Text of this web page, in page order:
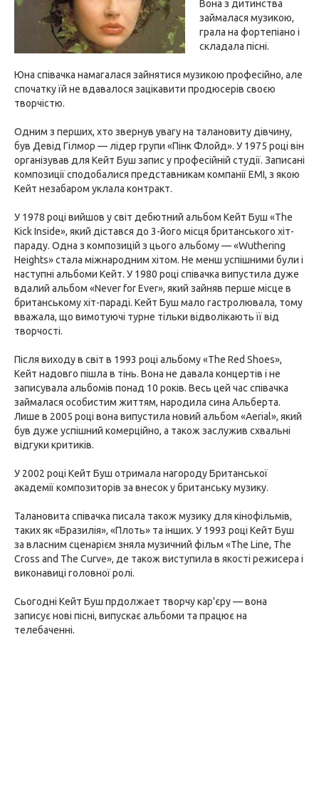
Вона з дитинства
займалася музикою,
грала на фортепіано і
складала пісні.
Юна співачка намагалася зайнятися музикою професійно, але
спочатку їй не вдавалося зацікавити продюсерів своєю
творчістю.
Одним з перших, хто звернув увагу на талановиту дівчину,
був Девід Гілмор — лідер групи «Пінк Флойд». У 1975 році він
організував для Кейт Буш запис у професійній студії. Записані
композиції сподобалися представникам компанії EMI, з якою
Кейт незабаром уклала контракт.
У 1978 році вийшов у світ дебютний альбом Кейт Буш «The
Kick Inside», який дістався до 3-його місця британського хіт-
параду. Одна з композицій з цього альбому — «Wuthering
Heights» стала міжнародним хітом. Не менш успішними були і
наступні альбоми Кейт. У 1980 році співачка випустила дуже
вдалий альбом «Never for Ever», який зайняв перше місце в
британському хіт-параді. Кейт Буш мало гастролювала, тому
вважала, що вимотуючі турне тільки відволікають її від
творчості.
Після виходу в світ в 1993 році альбому «The Red Shoes»,
Кейт надовго пішла в тінь. Вона не давала концертів і не
записувала альбомів понад 10 років. Весь цей час співачка
займалася особистим життям, народила сина Альберта.
Лише в 2005 році вона випустила новий альбом «Aerial», який
був дуже успішний комерційно, а також заслужив схвальні
відгуки критиків.
У 2002 році Кейт Буш отримала нагороду Британської
академії композиторів за внесок у британську музику.
Талановита співачка писала також музику для кінофільмів,
таких як «Бразилія», «Плоть» та інших. У 1993 році Кейт Буш
за власним сценарієм зняла музичний фільм «The Line, The
Cross and The Curve», де також виступила в якості режисера і
виконавиці головної ролі.
Сьогодні Кейт Буш прдолжает творчу кар'єру — вона
записує нові пісні, випускає альбоми та працює на
телебаченні.